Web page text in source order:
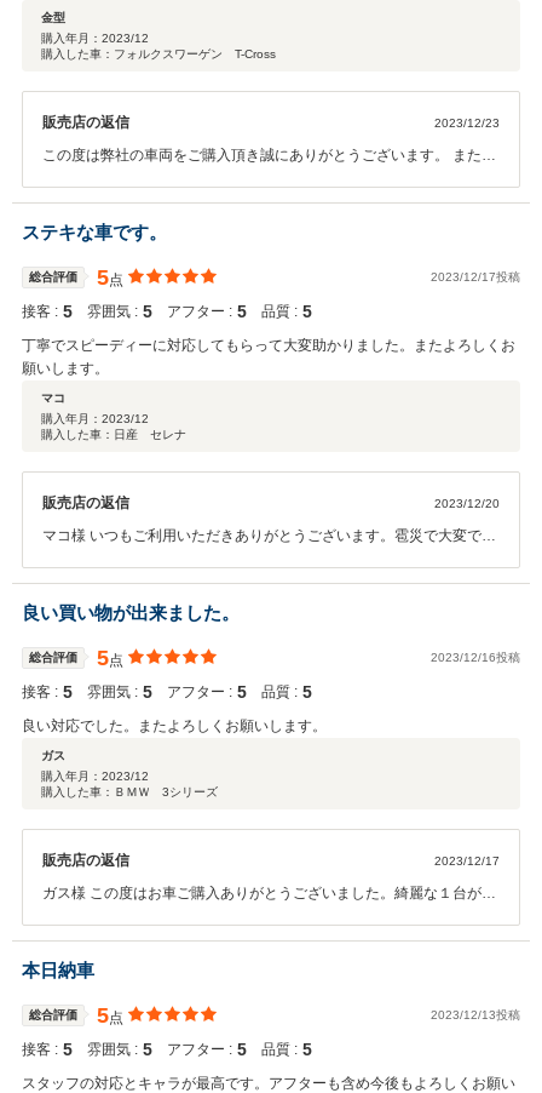
金型
購入年月： 2023/12
購入した車：フォルクスワーゲン T-Cross
販売店の返信 2023/12/23
この度は弊社の車両をご購入頂き誠にありがとうございます。 また、
りサポートさせて頂きますので 何かお困りのこと起きた際はお気軽に
ご連絡くださいませ。
ステキな車です。
総合評価 5点 2023/12/17投稿
接客 : 5 雰囲気 : 5 アフター : 5 品質 : 5
丁寧でスピーディーに対応してもらって大変助かりました。またよろしくお
願いします。
マコ
購入年月： 2023/12
購入した車：日産 セレナ
販売店の返信 2023/12/20
マコ様 いつもご利用いただきありがとうございます。雹災で大変でし
ただけるようしっかりフォローさせていただきますので安心してカー
ライフをお楽しみください。良い年越しをお過ごしください。ありが
とうございました！！
良い買い物が出来ました。
総合評価 5点 2023/12/16投稿
接客 : 5 雰囲気 : 5 アフター : 5 品質 : 5
良い対応でした。またよろしくお願いします。
ガス
購入年月： 2023/12
購入した車：ＢＭＷ 3シリーズ
販売店の返信 2023/12/17
ガス様 この度はお車ご購入ありがとうございました。綺麗な１台がご
ろもございますのでご不明点はお気楽にお尋ねいただければと思いま
す。快適なカーライフをお楽しみください。ありがとうございまし
本日納車
総合評価 5点 2023/12/13投稿
接客 : 5 雰囲気 : 5 アフター : 5 品質 : 5
スタッフの対応とキャラが最高です。アフターも含め今後もよろしくお願い